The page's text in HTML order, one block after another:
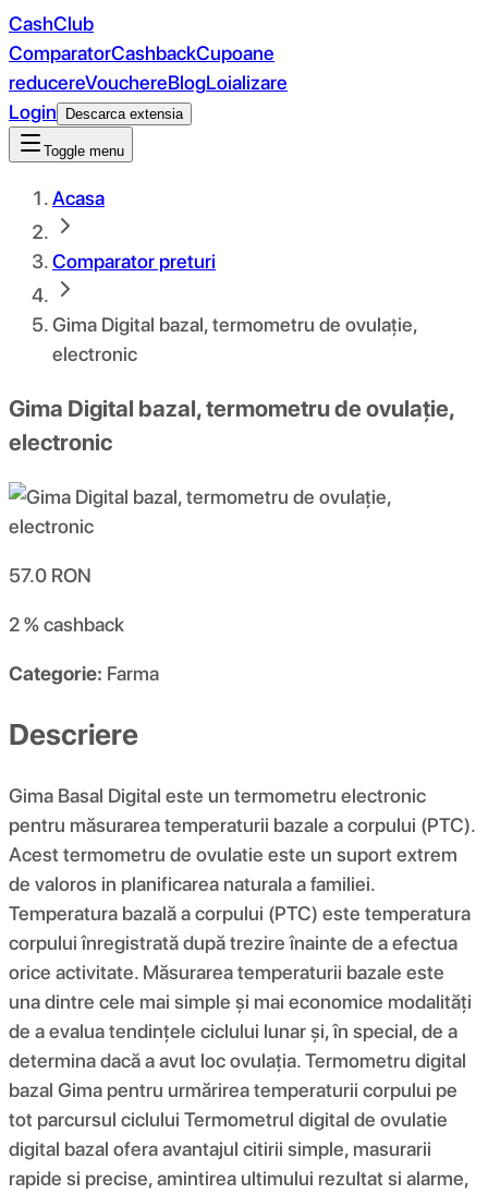
CashClub
ComparatorCashbackCupoane
reducereVouchereBlogLoializare
Login
Descarca extensia
Toggle menu
Acasa
Comparator preturi
Gima Digital bazal, termometru de ovulație,
electronic
Gima Digital bazal, termometru de ovulație,
electronic
57.0 RON
2 %cashback
Categorie: Farma
Descriere
Gima Basal Digital este un termometru electronic
pentru măsurarea temperaturii bazale a corpului (PTC).
Acest termometru de ovulatie este un suport extrem
de valoros in planificarea naturala a familiei.
Temperatura bazală a corpului (PTC) este temperatura
corpului înregistrată după trezire înainte de a efectua
orice activitate. Măsurarea temperaturii bazale este
una dintre cele mai simple și mai economice modalități
de a evalua tendințele ciclului lunar și, în special, de a
determina dacă a avut loc ovulația. Termometru digital
bazal Gima pentru urmărirea temperaturii corpului pe
tot parcursul ciclului Termometrul digital de ovulatie
digital bazal ofera avantajul citirii simple, masurarii
rapide si precise, amintirea ultimului rezultat si alarme,